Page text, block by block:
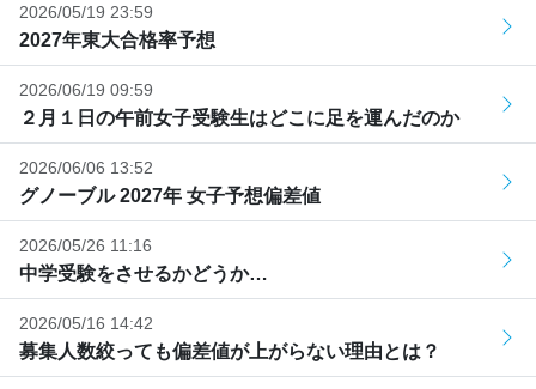
2026/05/19 23:59
2027年東大合格率予想
2026/06/19 09:59
２月１日の午前女子受験生はどこに足を運んだのか
2026/06/06 13:52
グノーブル 2027年 女子予想偏差値
2026/05/26 11:16
中学受験をさせるかどうか…
2026/05/16 14:42
募集人数絞っても偏差値が上がらない理由とは？